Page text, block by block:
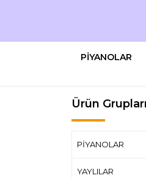
PİYANOLAR
Ürün Grupları
PİYANOLAR
YAYLILAR